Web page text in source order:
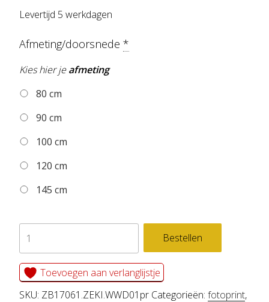
Levertijd 5 werkdagen
Afmeting/doorsnede *
Kies hier jeafmeting
80 cm
90 cm
100 cm
120 cm
145 cm
zelfklevend
behangcirkel
ZEKI
aantal
Bestellen
Toevoegen aan verlanglijstje
SKU: ZB17061.ZEKI.WWD01pr Categorieën: fotoprint,